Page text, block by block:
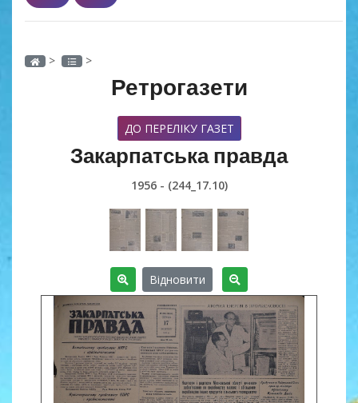
> >
Ретрогазети
ДО ПЕРЕЛІКУ ГАЗЕТ
Закарпатська правда
1956 - (244_17.10)
Відновити